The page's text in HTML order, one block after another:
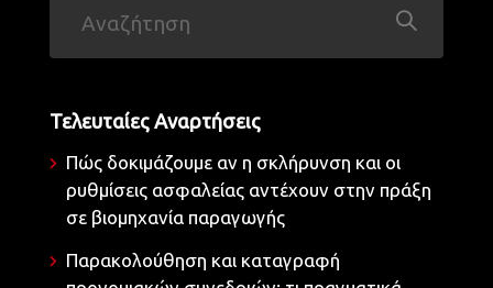
Τελευταίες Αναρτήσεις
Πώς δοκιμάζουμε αν η σκλήρυνση και οι
ρυθμίσεις ασφαλείας αντέχουν στην πράξη
σε βιομηχανία παραγωγής
Παρακολούθηση και καταγραφή